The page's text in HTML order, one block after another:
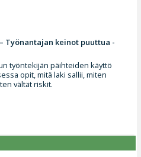
Työnantajan keinot puuttua -
työntekijän päihteiden käyttö
opit, mitä laki sallii, miten
vältät riskit.